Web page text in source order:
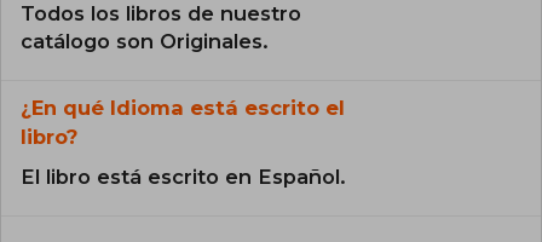
Todos los libros de nuestro
catálogo son Originales.
¿En qué Idioma está escrito el
libro?
El libro está escrito en Español.